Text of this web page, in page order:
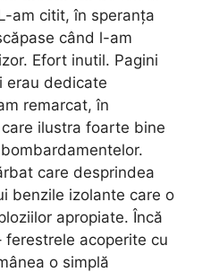
am citit, în speranța
când l-am
Efort inutil. Pagini
erau dedicate
remarcat, în
care ilustra foarte bine
care desprindea
benzile izolante care o
apropiate. Încă
ferestrele acoperite cu
o simplă